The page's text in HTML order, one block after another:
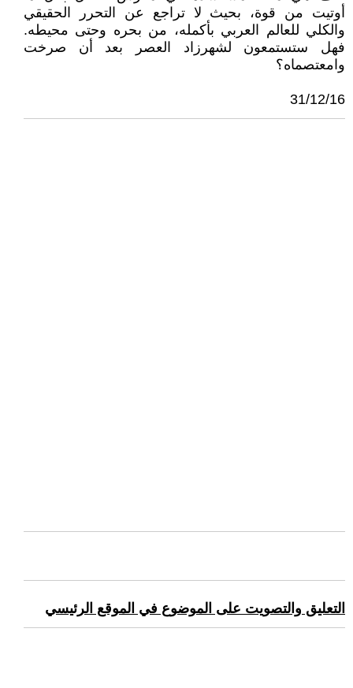
أوتيت من قوة، بحيث لا تراجع عن التحرر الحقيقي
والكلي للعالم العربي بأكمله، من بحره وحتى محيطه.
فهل ستستمعون لشهرزاد العصر بعد أن صرخت
وامعتصماه؟
31/12/16
التعليق والتصويت على الموضوع في الموقع الرئيسي